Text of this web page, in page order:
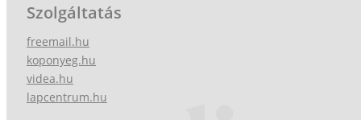
Szolgáltatás
freemail.hu
koponyeg.hu
videa.hu
lapcentrum.hu